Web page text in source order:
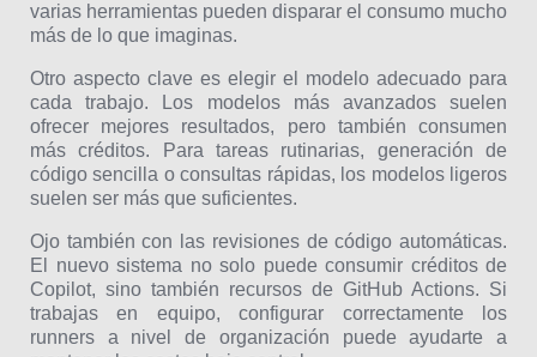
varias herramientas pueden disparar el consumo mucho
más de lo que imaginas.
Otro aspecto clave es elegir el modelo adecuado para
cada trabajo. Los modelos más avanzados suelen
ofrecer mejores resultados, pero también consumen
más créditos. Para tareas rutinarias, generación de
código sencilla o consultas rápidas, los modelos ligeros
suelen ser más que suficientes.
Ojo también con las revisiones de código automáticas.
El nuevo sistema no solo puede consumir créditos de
Copilot, sino también recursos de GitHub Actions. Si
trabajas en equipo, configurar correctamente los
runners a nivel de organización puede ayudarte a